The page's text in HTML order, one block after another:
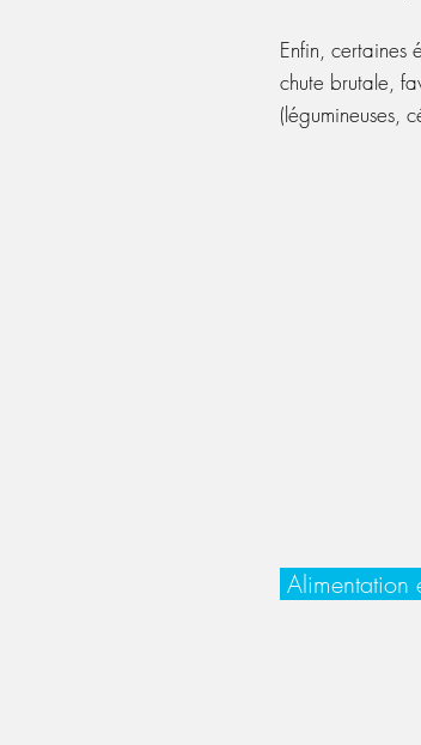
Enfin, certaines
chute brutale,
(légumineuses,
Alimentation